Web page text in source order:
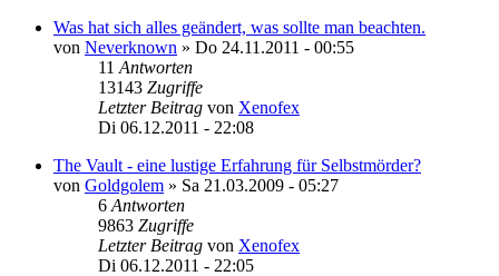
Was hat sich alles geändert, was sollte man beachten.
von Neverknown » Do 24.11.2011 - 00:55
11 Antworten
13143 Zugriffe
Letzter Beitrag von Xenofex
Di 06.12.2011 - 22:08
The Vault - eine lustige Erfahrung für Selbstmörder?
von Goldgolem » Sa 21.03.2009 - 05:27
6 Antworten
9863 Zugriffe
Letzter Beitrag von Xenofex
Di 06.12.2011 - 22:05